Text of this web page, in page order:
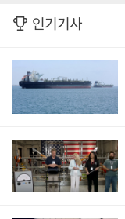
인기기사